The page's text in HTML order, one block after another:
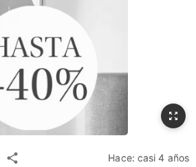
Hace: casi 4 años